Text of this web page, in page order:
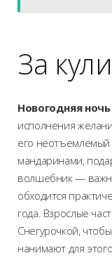
За
Новогодняя ночь
исполнения
его неотъемлемый
мандаринами,
волшебник —
обходится
года. Взрослые
Снегурочкой,
нанимают для